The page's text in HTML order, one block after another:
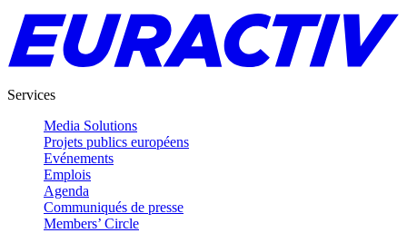
Services
Media Solutions
Projets publics européens
Evénements
Emplois
Agenda
Communiqués de presse
Members’ Circle